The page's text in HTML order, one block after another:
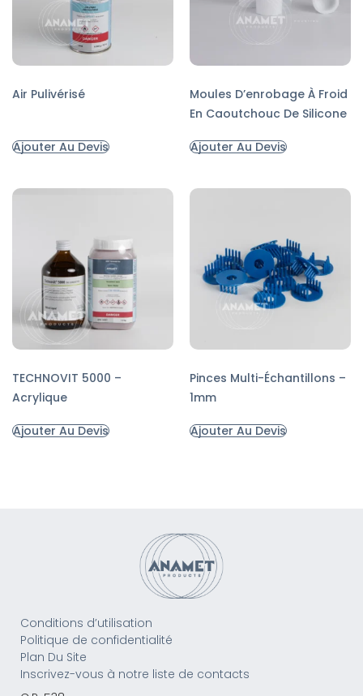
Air Pulivérisé
Ajouter Au Devis
Moules D’enrobage À Froid
En Caoutchouc De Silicone
Ajouter Au Devis
TECHNOVIT 5000 –
Acrylique
Ajouter Au Devis
Pinces Multi-Échantillons –
1mm
Ajouter Au Devis
Conditions d’utilisation
Politique de confidentialité
Plan Du Site
Inscrivez-vous à notre liste de contacts